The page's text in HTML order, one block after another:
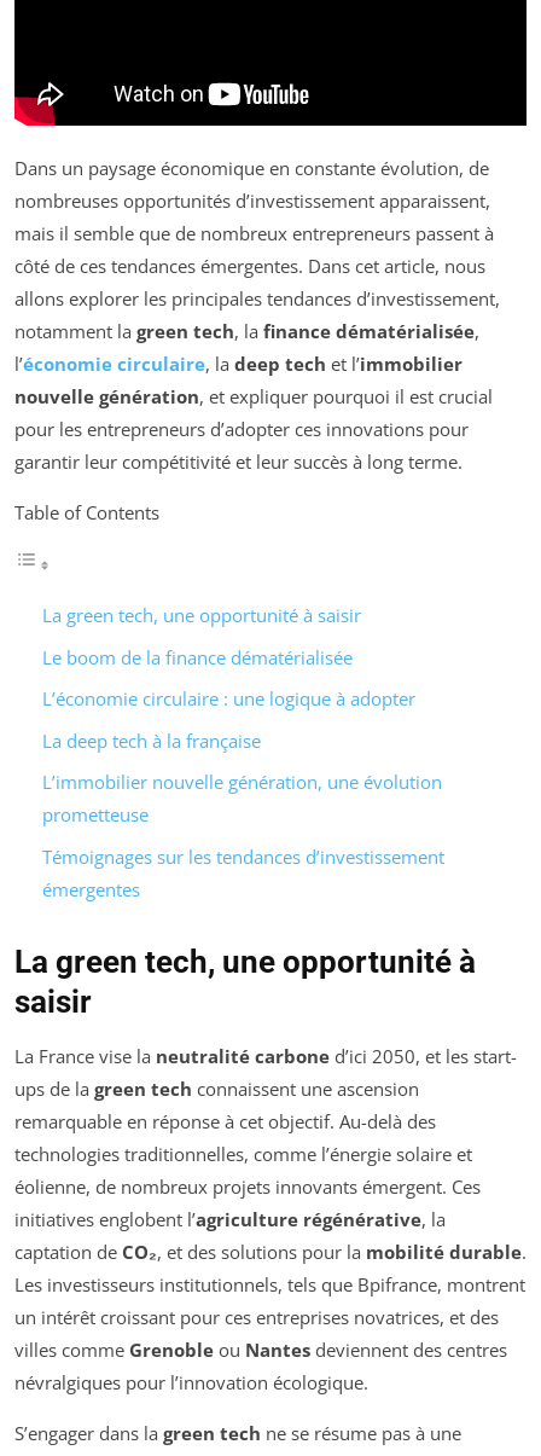
Dans un paysage économique en constante évolution, de
nombreuses opportunités d’investissement apparaissent,
mais il semble que de nombreux entrepreneurs passent à
côté de ces tendances émergentes. Dans cet article, nous
allons explorer les principales tendances d’investissement,
notamment la green tech, la finance dématérialisée,
l’économie circulaire, la deep tech et l’immobilier
nouvelle génération, et expliquer pourquoi il est crucial
pour les entrepreneurs d’adopter ces innovations pour
garantir leur compétitivité et leur succès à long terme.
Table of Contents
La green tech, une opportunité à saisir
Le boom de la finance dématérialisée
L’économie circulaire : une logique à adopter
La deep tech à la française
L’immobilier nouvelle génération, une évolution
prometteuse
Témoignages sur les tendances d’investissement
émergentes
La green tech, une opportunité à
saisir
La France vise la neutralité carbone d’ici 2050, et les start-
ups de la green tech connaissent une ascension
remarquable en réponse à cet objectif. Au-delà des
technologies traditionnelles, comme l’énergie solaire et
éolienne, de nombreux projets innovants émergent. Ces
initiatives englobent l’agriculture régénérative, la
captation de CO₂, et des solutions pour la mobilité durable.
Les investisseurs institutionnels, tels que Bpifrance, montrent
un intérêt croissant pour ces entreprises novatrices, et des
villes comme Grenoble ou Nantes deviennent des centres
névralgiques pour l’innovation écologique.
S’engager dans la green tech ne se résume pas à une